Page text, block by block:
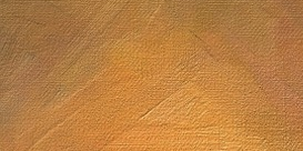
Saturno con anillos de canto y Titán